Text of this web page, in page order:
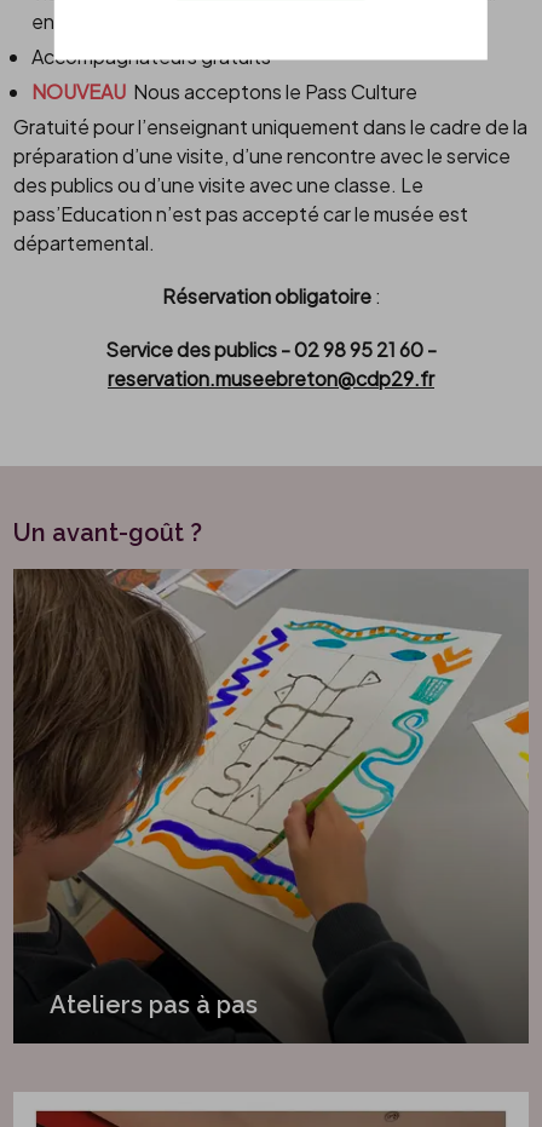
enfant
Accompagnateurs gratuits
NOUVEAU Nous acceptons le Pass Culture
Gratuité pour l’enseignant uniquement dans le cadre de la
préparation d’une visite, d’une rencontre avec le service
des publics ou d’une visite avec une classe. Le
pass’Education n’est pas accepté car le musée est
départemental.
Réservation obligatoire:
Service des publics - 02 98 95 21 60 -
reservation.museebreton@cdp29.fr
Un avant-goût ?
Ateliers pas à pas